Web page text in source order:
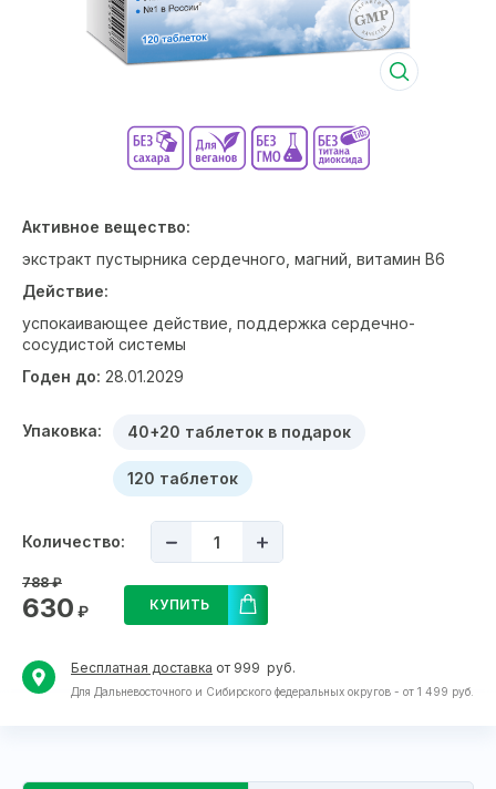
Активное вещество:
экстракт пустырника сердечного, магний, витамин В6
Действие:
успокаивающее действие, поддержка сердечно-
сосудистой системы
Годен до: 28.01.2029
Упаковка: 40+20 таблеток в подарок
120 таблеток
Количество:
788₽
630 ₽ КУПИТЬ
Бесплатная доставка от 999 руб.
Для Дальневосточного и Сибирского федеральных округов - от 1 499 руб.